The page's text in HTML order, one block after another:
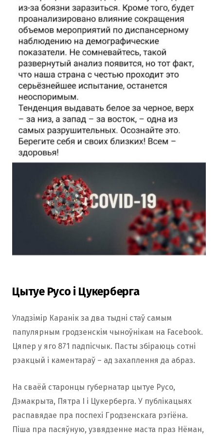
Цытуе Русо і Цукерберга
Уладзімір Каранік за два тыдні стаў самым
папулярным гродзенскім чыноўнікам на Facebook.
Цяпер у яго 871 падпісчык. Пасты збіраюць сотні
рэакцый і каментараў – ад захаплення да абраз.
На сваёй старонцы губернатар цытуе Русо,
Дэмакрыта, Пятра I і Цукерберга. У публікацыях
распавядае пра поспехі Гродзенскага рэгіёна.
Піша пра пасяўную, узвядзенне маста праз Нёман,